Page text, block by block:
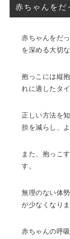
赤ちゃんをだ
赤ちゃんをだ
を深める大切
抱っこには縦
れに適したタ
正しい方法を
担を減らし、
また、抱っこ
す。
無理のない体
が少なくなりま
赤ちゃんの呼